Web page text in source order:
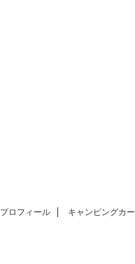
プロフィール キャンピングカー